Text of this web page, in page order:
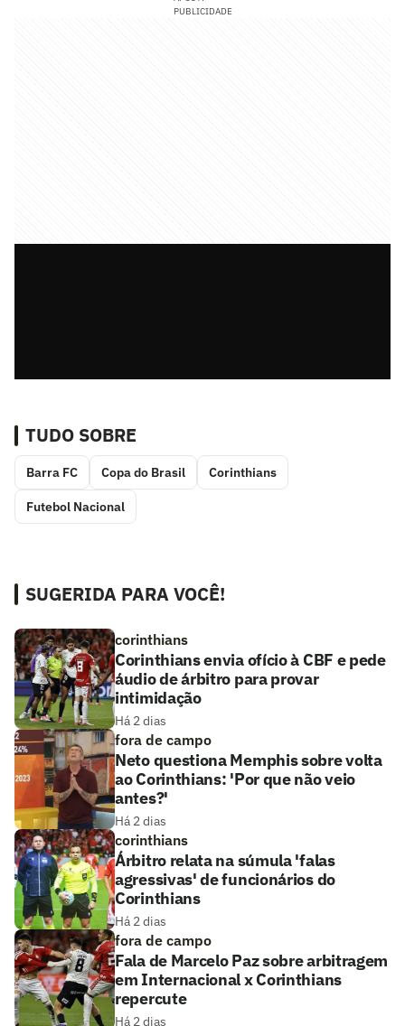
PUBLICIDADE
TUDO SOBRE
Barra FC Copa do Brasil Corinthians
Futebol Nacional
SUGERIDA PARA VOCÊ!
corinthians
Corinthians envia ofício à CBF e pede
áudio de árbitro para provar
intimidação
Há 2 dias
fora de campo
Neto questiona Memphis sobre volta
ao Corinthians: 'Por que não veio
antes?'
Há 2 dias
corinthians
Árbitro relata na súmula 'falas
agressivas' de funcionários do
Corinthians
Há 2 dias
fora de campo
Fala de Marcelo Paz sobre arbitragem
em Internacional x Corinthians
repercute
Há 2 dias